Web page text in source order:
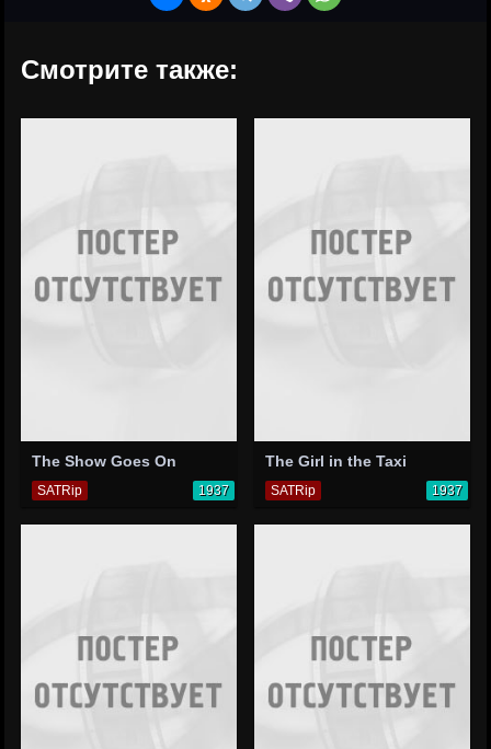
Смотрите также:
The Show Goes On
SATRip 1937
The Girl in the Taxi
SATRip 1937